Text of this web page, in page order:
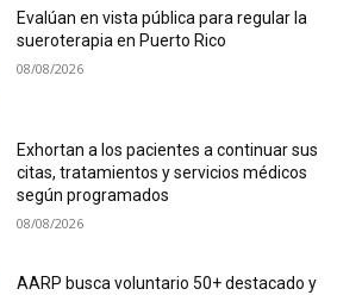
Evalúan en vista pública para regular la
sueroterapia en Puerto Rico
08/08/2026
Exhortan a los pacientes a continuar sus
citas, tratamientos y servicios médicos
según programados
08/08/2026
AARP busca voluntario 50+ destacado y